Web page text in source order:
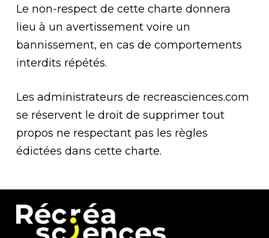
Le non-respect de cette charte donnera
lieu à un avertissement voire un
bannissement, en cas de comportements
interdits répétés.
Les administrateurs de recreasciences.com
se réservent le droit de supprimer tout
propos ne respectant pas les règles
édictées dans cette charte.